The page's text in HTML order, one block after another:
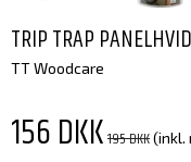
TRIP TRAP PANELHVID
TT Woodcare
156 DKK195 DKK(inkl.